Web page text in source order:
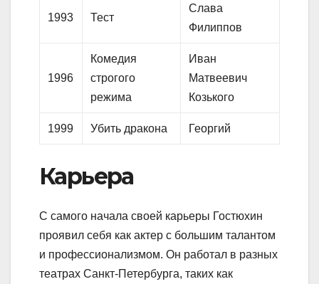
1993 Тест
Слава
Филиппов
1996
Комедия
строгого
режима
Иван
Матвеевич
Козького
1999 Убить дракона Георгий
Карьера
С самого начала своей карьеры Гостюхин
проявил себя как актер с большим талантом
и профессионализмом. Он работал в разных
театрах Санкт-Петербурга, таких как